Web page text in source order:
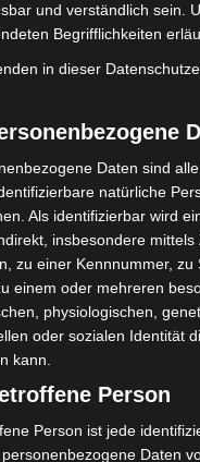
der
bereits seit vielen
Simulation der
des
um die
und verständlich sein.
Begrifflichkeiten
in dieser
Daten sind
natürliche
Als identifizierbar wird
insbesondere
zu einer Kennnummer,
einem oder mehreren
physiologischen,
oder sozialen Identität
kann.
Person
Person ist jede
Daten